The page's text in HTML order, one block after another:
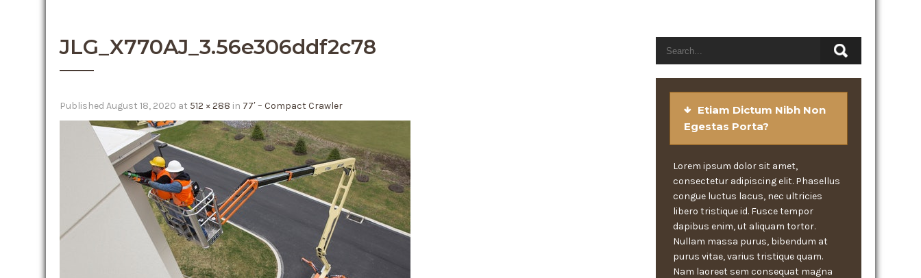
JLG_X770AJ_3.56e306ddf2c78
Published August 18, 2020 at 512 × 288 in 77′ – Compact Crawler
Etiam Dictum Nibh Non
Egestas Porta?
Lorem ipsum dolor sit amet,
consectetur adipiscing elit. Phasellus
congue luctus lacus, nec ultricies
libero tristique id. Fusce tempor
dapibus enim, ut aliquam tortor.
Nullam massa purus, bibendum at
purus vitae, varius tristique quam.
Nam laoreet sem consequat magna